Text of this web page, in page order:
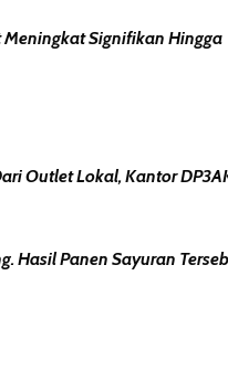
Meningkat Signifikan Hingga
Outlet Lokal, Kantor
Hasil Panen Sayuran